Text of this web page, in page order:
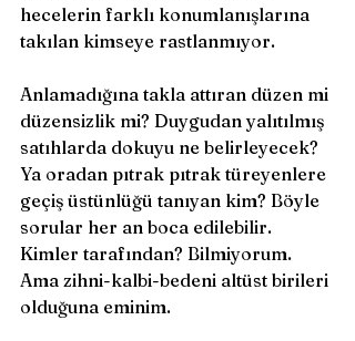
hecelerin farklı konumlanışlarına
takılan kimseye rastlanmıyor.
Anlamadığına takla attıran düzen mi
düzensizlik mi? Duygudan yalıtılmış
satıhlarda dokuyu ne belirleyecek?
Ya oradan pıtrak pıtrak türeyenlere
geçiş üstünlüğü tanıyan kim? Böyle
sorular her an boca edilebilir.
Kimler tarafından? Bilmiyorum.
Ama zihni-kalbi-bedeni altüst birileri
olduğuna eminim.